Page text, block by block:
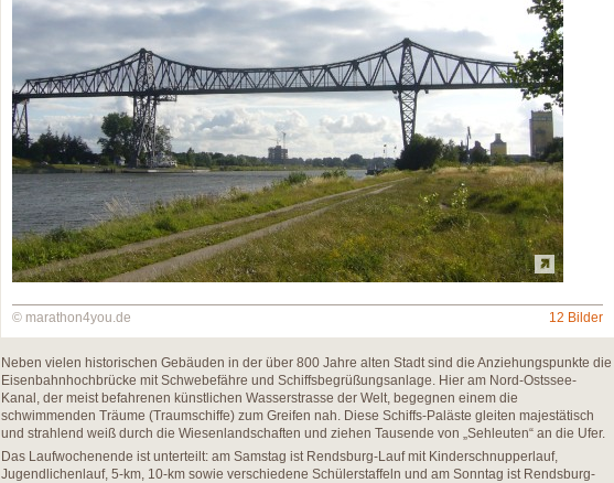
© marathon4you.de 12 Bilder
Neben vielen historischen Gebäuden in der über 800 Jahre alten Stadt sind die Anziehungspunkte die
Eisenbahnhochbrücke mit Schwebefähre und Schiffsbegrüßungsanlage. Hier am Nord-Ostssee-
Kanal, der meist befahrenen künstlichen Wasserstrasse der Welt, begegnen einem die
schwimmenden Träume (Traumschiffe) zum Greifen nah. Diese Schiffs-Paläste gleiten majestätisch
und strahlend weiß durch die Wiesenlandschaften und ziehen Tausende von „Sehleuten“ an die Ufer.
Das Laufwochenende ist unterteilt: am Samstag ist Rendsburg-Lauf mit Kinderschnupperlauf,
Jugendlichenlauf, 5-km, 10-km sowie verschiedene Schülerstaffeln und am Sonntag ist Rendsburg-